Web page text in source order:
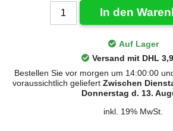
In den
Auf Lager
Versand mit DHL
Bestellen Sie vor morgen um 14:00:00
voraussichtlich geliefert Zwischen
Donnerstag d. 13.
inkl. 19% MwSt.